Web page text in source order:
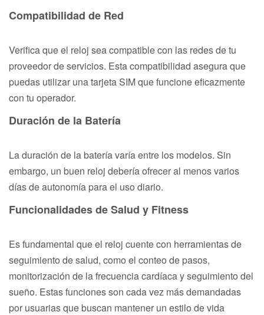
Compatibilidad de Red
Verifica que el reloj sea compatible con las redes de tu
proveedor de servicios. Esta compatibilidad asegura que
puedas utilizar una tarjeta SIM que funcione eficazmente
con tu operador.
Duración de la Batería
La duración de la batería varía entre los modelos. Sin
embargo, un buen reloj debería ofrecer al menos varios
días de autonomía para el uso diario.
Funcionalidades de Salud y Fitness
Es fundamental que el reloj cuente con herramientas de
seguimiento de salud, como el conteo de pasos,
monitorización de la frecuencia cardíaca y seguimiento del
sueño. Estas funciones son cada vez más demandadas
por usuarias que buscan mantener un estilo de vida